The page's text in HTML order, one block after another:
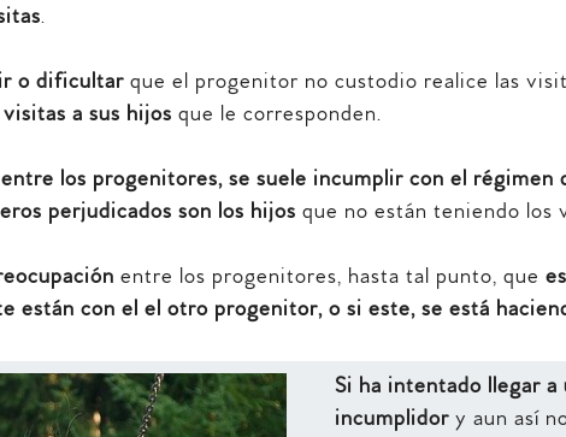
.
o dificultar que el progenitor no custodio realice las
a sus hijos que le corresponden.
los progenitores, se suele incumplir con el régimen
perjudicados son los hijos que no están teniendo los
entre los progenitores, hasta tal punto, que
están con el el otro progenitor, o si este, se está
Si ha intentado llegar
incumplidor y aun así